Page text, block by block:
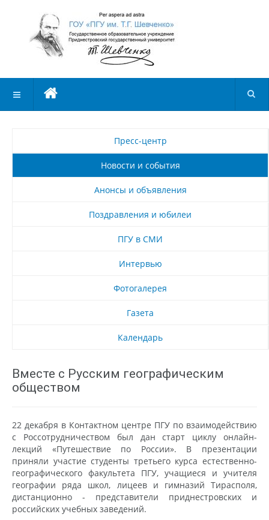
Пресс-центр
Новости и события
Анонсы и объявления
Поздравления и юбилеи
ПГУ в СМИ
Интервью
Фотогалерея
Газета
Календарь
Вместе с Русским географическим
обществом
22 декабря в Контактном центре ПГУ по взаимодействию
с Россотрудничеством был дан старт циклу онлайн-
лекций «Путешествие по России». В презентации
приняли участие студенты третьего курса естественно-
географического факультета ПГУ, учащиеся и учителя
географии ряда школ, лицеев и гимназий Тирасполя,
дистанционно - представители приднестровских и
российских учебных заведений.